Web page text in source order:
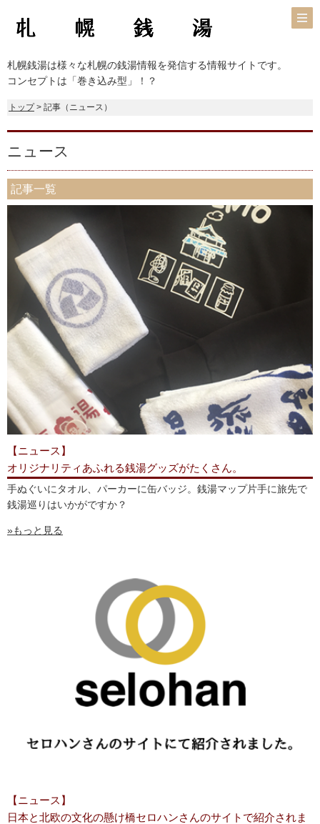
札幌銭湯は様々な札幌の銭湯情報を発信する情報サイトです。
コンセプトは「巻き込み型」！？
トップ> 記事（ニュース）
ニュース
記事一覧
【ニュース】
オリジナリティあふれる銭湯グッズがたくさん。
手ぬぐいにタオル、パーカーに缶バッジ。銭湯マップ片手に旅先で
銭湯巡りはいかがですか？
»もっと見る
【ニュース】
日本と北欧の文化の懸け橋セロハンさんのサイトで紹介されま